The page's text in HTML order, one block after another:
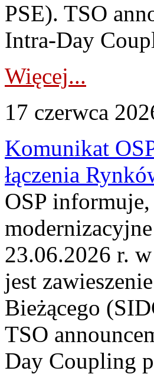
PSE). TSO
Intra-Day
Więcej...
17 czerwca
Komunikat
łączenia
OSP informuje,
23.06.2026 r.
jest
Bieżącego
TSO
Day Coupling